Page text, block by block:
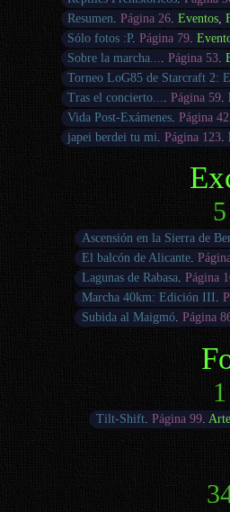
Resumen .Página 26 .Eventos ,
Sólo fotos :P.Página 79 .
Sobre la marcha...
.Página 53 .
Torneo LoG85 de Starcraft 2:
Tras el concierto...
.Página 59 .
Vida Post-Exámenes .Página 42
japei berdei tu mi .Página 123 .
Ascensión en la Sierra de
El balcón de Alicante.
Lagunas de Rabasa. Página
Marcha 40km: Edición III.
Subida al Maigmó. Página
Tilt-Shift. Página 99. Arte